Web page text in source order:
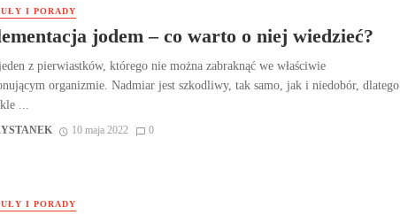
I PORADY
jodem – co warto o niej wiedzieć?
z pierwiastków, którego nie można zabraknąć we właściwie
organizmie. Nadmiar jest szkodliwy, tak samo, jak i niedobór, dlatego
...
10 maja 2022 0
I PORADY